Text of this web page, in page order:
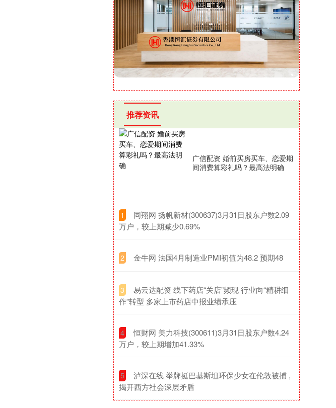
推荐资讯
广信配资 婚前买房买车、恋爱期
间消费算彩礼吗？最高法明确
1
​同翔网 扬帆新材(300637)3月31日股东户数2.09
万户，较上期减少0.69%
2 ​金牛网 法国4月制造业PMI初值为48.2 预期48
3
​易云达配资 线下药店“关店”频现 行业向“精耕细
作”转型 多家上市药店中报业绩承压
4
​恒财网 美力科技(300611)3月31日股东户数4.24
万户，较上期增加41.33%
5
​泸深在线 举牌挺巴基斯坦环保少女在伦敦被捕 ,
揭开西方社会深层矛盾